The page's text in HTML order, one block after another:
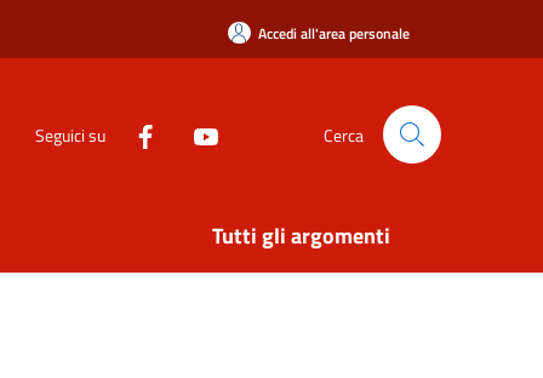
Accedi all'area personale
Seguici su Cerca
Tutti gli argomenti